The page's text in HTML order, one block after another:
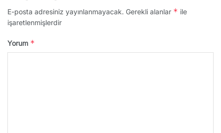
E-posta adresiniz yayınlanmayacak. Gerekli alanlar * ile
işaretlenmişlerdir
Yorum *